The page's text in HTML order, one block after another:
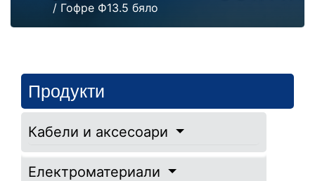
/ Гофре Ф13.5 бяло
Продукти
Кабели и аксесоари
Електроматериали